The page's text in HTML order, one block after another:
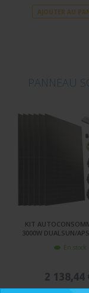
AJOUTER AU
PANNEAU
KIT
3000W DUALSUN/
En stock
2 138,44